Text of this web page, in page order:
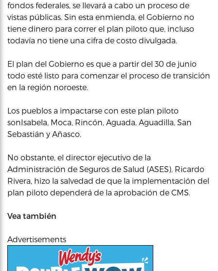
fondos federales, se llevará a cabo un proceso de
vistas públicas. Sin esta enmienda, el Gobierno no
tiene dinero para correr el plan piloto que, incluso
todavía no tiene una cifra de costo divulgada.
El plan del Gobierno es que a partir del 30 de junio
todo esté listo para comenzar el proceso de transición
en la región noroeste.
Los pueblos a impactarse con este plan piloto
sonIsabela, Moca, Rincón, Aguada, Aguadilla, San
Sebastián y Añasco.
No obstante, el director ejecutivo de la
Administración de Seguros de Salud (ASES), Ricardo
Rivera, hizo la salvedad de que la implementación del
plan piloto dependerá de la aprobación de CMS.
Vea también
Advertisements